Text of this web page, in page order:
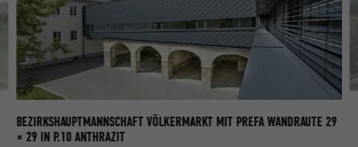
BEZIRKSHAUPTMANNSCHAFT VÖLKERMARKT MIT PREFA WANDRAUTE 29
× 29 IN P.10 ANTHRAZIT